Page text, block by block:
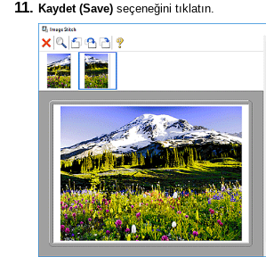
Kaydet (Save) seçeneğini tıklatın.